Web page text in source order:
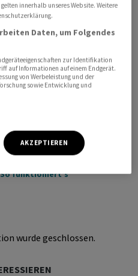
So funktioniert's
wurde geschlossen.
innerhalb unseres Website. Weitere
Daten, um Folgendes
zur Identifikation
auf Informationen auf einem Endgerät.
von Werbeleistung und der
sowie Entwicklung und
AKZEPTIEREN